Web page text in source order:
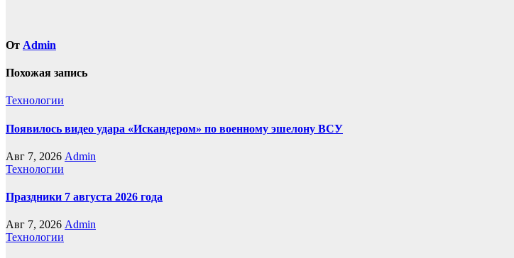
От Admin
Похожая запись
Технологии
Появилось видео удара «Искандером» по военному эшелону ВСУ
Авг 7, 2026 Admin
Технологии
Праздники 7 августа 2026 года
Авг 7, 2026 Admin
Технологии